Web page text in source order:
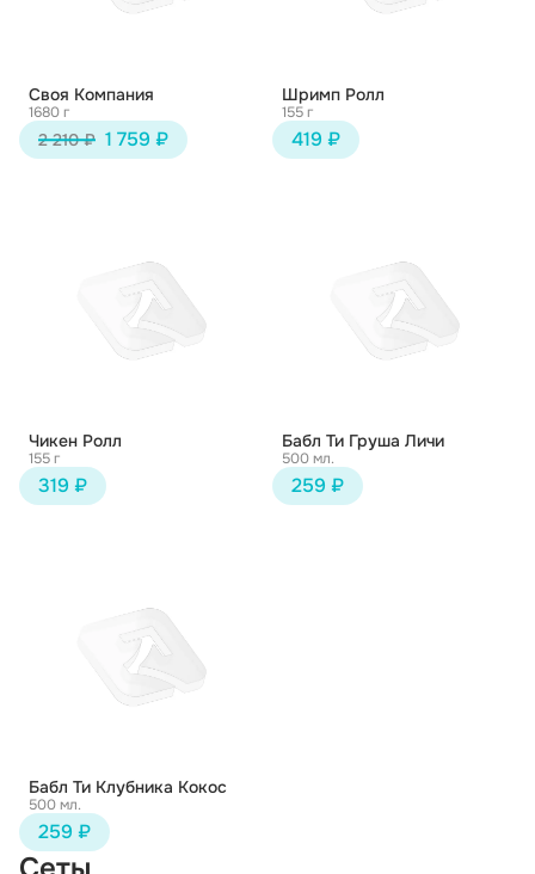
Своя Компания
1680 г
2 210 ₽ 1 759 ₽
Шримп Ролл
155 г
419 ₽
Чикен Ролл
155 г
319 ₽
Бабл Ти Груша Личи
500 мл.
259 ₽
Бабл Ти Клубника Кокос
500 мл.
259 ₽